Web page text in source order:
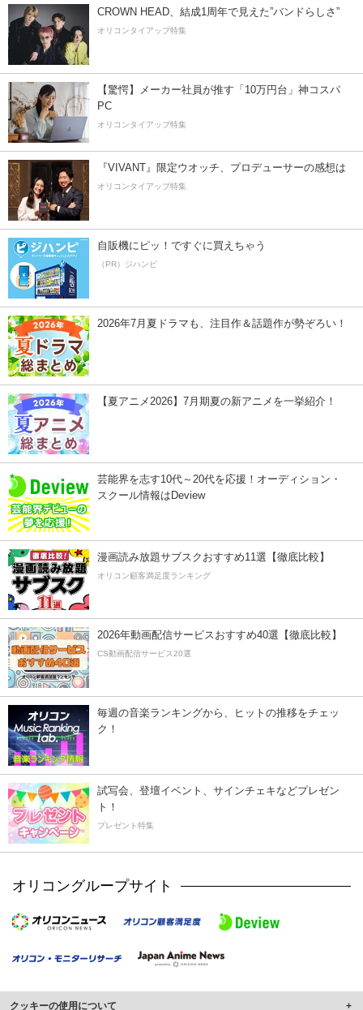
CROWN HEAD、結成1周年で見えた”バンドらしさ”
オリコンタイアップ特集
【驚愕】メーカー社員が推す「10万円台」神コスパ
PC
オリコンタイアップ特集
『VIVANT』限定ウオッチ、プロデューサーの感想は
オリコンタイアップ特集
自販機にピッ！ですぐに買えちゃう
（PR）ジハンピ
2026年7月夏ドラマも、注目作＆話題作が勢ぞろい！
【夏アニメ2026】7月期夏の新アニメを一挙紹介！
芸能界を志す10代～20代を応援！オーディション・
スクール情報はDeview
漫画読み放題サブスクおすすめ11選【徹底比較】
オリコン顧客満足度ランキング
2026年動画配信サービスおすすめ40選【徹底比較】
CS動画配信サービス20選
毎週の音楽ランキングから、ヒットの推移をチェッ
ク！
試写会、登壇イベント、サインチェキなどプレゼン
ト！
プレゼント特集
オリコングループサイト
クッキーの使用について